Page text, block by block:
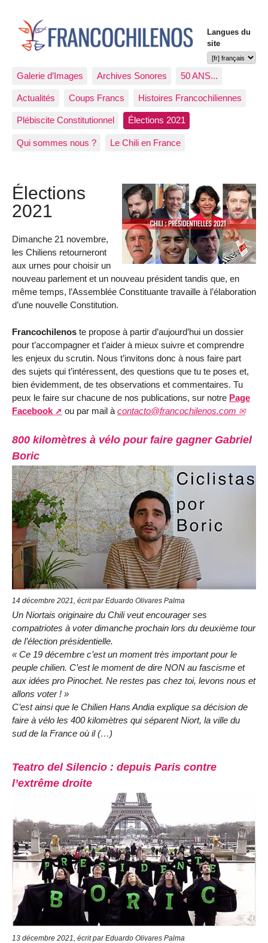
Langues du
site
Galerie d’Images Archives Sonores 50 ANS...
Actualités Coups Francs Histoires Francochiliennes
Plébiscite Constitutionnel Élections 2021
Qui sommes nous ? Le Chili en France
Élections
2021
Dimanche 21 novembre,
les Chiliens retourneront
aux urnes pour choisir un
nouveau parlement et un nouveau président tandis que, en
même temps, l’Assemblée Constituante travaille à l’élaboration
d’une nouvelle Constitution.
Francochilenos te propose à partir d’aujourd’hui un dossier
pour t’accompagner et t’aider à mieux suivre et comprendre
les enjeux du scrutin. Nous t’invitons donc à nous faire part
des sujets qui t’intéressent, des questions que tu te poses et,
bien évidemment, de tes observations et commentaires. Tu
peux le faire sur chacune de nos publications, sur notre Page
Facebook
ou par mail à contacto@francochilenos.com
800 kilomètres à vélo pour faire gagner Gabriel
Boric
14 décembre 2021, écrit par Eduardo Olivares Palma
Un Niortais originaire du Chili veut encourager ses
compatriotes à voter dimanche prochain lors du deuxième tour
de l’élection présidentielle.
« Ce 19 décembre c’est un moment très important pour le
peuple chilien. C’est le moment de dire NON au fascisme et
aux idées pro Pinochet. Ne restes pas chez toi, levons nous et
allons voter ! »
C’est ainsi que le Chilien Hans Andia explique sa décision de
faire à vélo les 400 kilomètres qui séparent Niort, la ville du
sud de la France où il (…)
Teatro del Silencio : depuis Paris contre
l’extrême droite
13 décembre 2021, écrit par Eduardo Olivares Palma